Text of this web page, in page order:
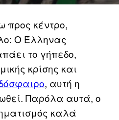
προς κέντρο,
Ο Έλληνας
το γήπεδο,
κρίσης και
, αυτή η
Παρόλα αυτά, ο
καλά